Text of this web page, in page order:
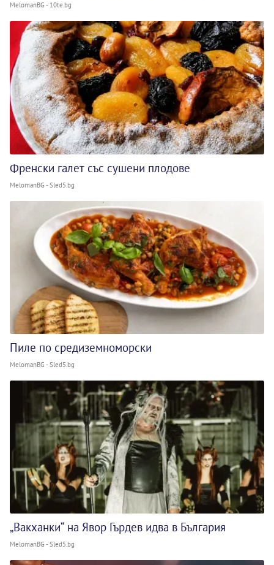
MelomanBG - 10te.bg
Френски галет със сушени плодове
MelomanBG - Sled5.bg
Пиле по средиземноморски
MelomanBG - Sled5.bg
„Вакханки“ на Явор Гърдев идва в България
MelomanBG - Sled5.bg